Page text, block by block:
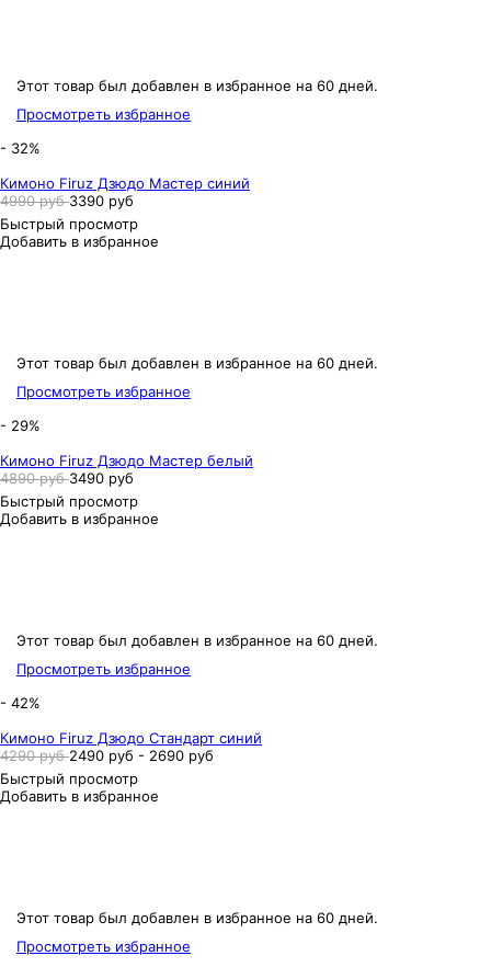
Этот товар был добавлен в избранное на 60 дней.
Просмотреть избранное
- 32%
Кимоно Firuz Дзюдо Мастер синий
4990 руб3390 руб
Быстрый просмотр
Добавить в избранное
Этот товар был добавлен в избранное на 60 дней.
Просмотреть избранное
- 29%
Кимоно Firuz Дзюдо Мастер белый
4890 руб3490 руб
Быстрый просмотр
Добавить в избранное
Этот товар был добавлен в избранное на 60 дней.
Просмотреть избранное
- 42%
Кимоно Firuz Дзюдо Стандарт синий
4290 руб2490 руб - 2690 руб
Быстрый просмотр
Добавить в избранное
Этот товар был добавлен в избранное на 60 дней.
Просмотреть избранное